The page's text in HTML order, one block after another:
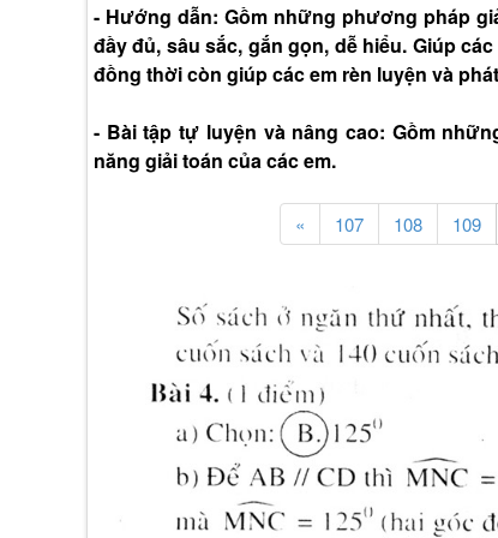
- Hướng dẫn: Gồm những phương pháp
đầy đủ, sâu sắc, gắn gọn, dễ hiểu. Giúp
đồng thời còn giúp các em rèn luyện và
- Bài tập tự luyện và nâng cao: Gồm
năng giải toán của các em.
« 107 108 109